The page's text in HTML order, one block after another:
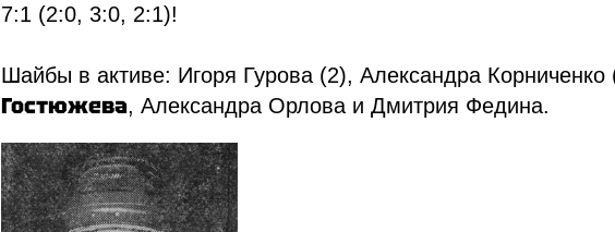
7:1 (2:0, 3:0, 2:1)!
Шайбы в активе: Игоря Гурова (2), Александра Корниченко
Гостюжева, Александра Орлова и Дмитрия Федина.